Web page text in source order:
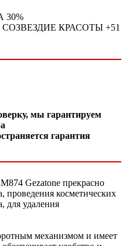
30%
СОЗВЕЗДИЕ КРАСОТЫ +51
мы гарантируем
гарантия
Gezatone прекрасно
проведения косметических
для удаления
механизмом и имеет